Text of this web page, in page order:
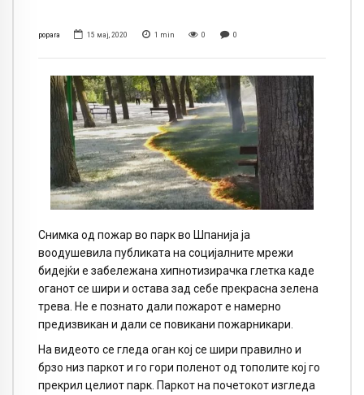
popara 15 мај, 2020 1 min 0 0
Снимка од пожар во парк во Шпанија ја
воодушевила публиката на социјалните мрежи
бидејќи е забележана хипнотизирачка глетка каде
оганот се шири и остава зад себе прекрасна зелена
трева. Не е познато дали пожарот е намерно
предизвикан и дали се повикани пожарникари.
На видеото се гледа оган кој се шири правилно и
брзо низ паркот и го гори поленот од тополите кој го
прекрил целиот парк. Паркот на почетокот изгледа